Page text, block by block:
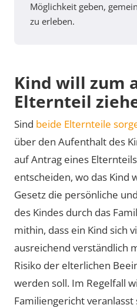
Möglichkeit geben,
zu erleben.
Kind will zum
Elternteil
Sind beide Elternteile
über den Aufenthalt des
auf Antrag eines
entscheiden, wo das Kind
Gesetz die persönliche
des Kindes durch das
mithin, dass ein Kind sich
ausreichend verständlich
Risiko der elterlichen
werden soll. Im Regelfall
Familiengericht veranlasst